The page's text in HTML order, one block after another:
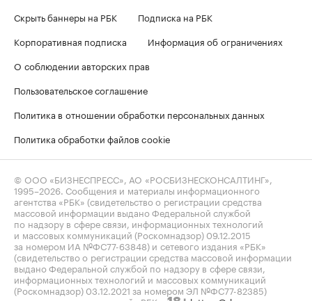
Скрыть баннеры на РБК
Подписка на РБК
Корпоративная подписка
Информация об ограничениях
О соблюдении авторских прав
Пользовательское соглашение
Политика в отношении обработки персональных данных
Политика обработки файлов cookie
© ООО «БИЗНЕСПРЕСС», АО «РОСБИЗНЕСКОНСАЛТИНГ»,
1995–2026 . Сообщения и материалы информационного
агентства «РБК» (свидетельство о регистрации средства
массовой информации выдано Федеральной службой
по надзору в сфере связи, информационных технологий
и массовых коммуникаций (Роскомнадзор) 09.12.2015
за номером ИА №ФС77-63848) и сетевого издания «РБК»
(свидетельство о регистрации средства массовой информации
выдано Федеральной службой по надзору в сфере связи,
информационных технологий и массовых коммуникаций
(Роскомнадзор) 03.12.2021 за номером ЭЛ №ФС77-82385)